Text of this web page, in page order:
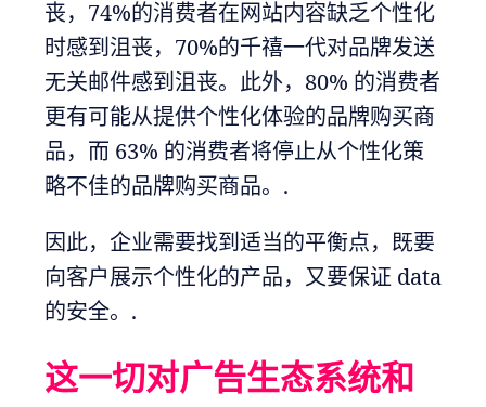
丧，74%的消费者在网站内容缺乏个性化
时感到沮丧，70%的千禧一代对品牌发送
无关邮件感到沮丧。此外，80% 的消费者
更有可能从提供个性化体验的品牌购买商
品，而 63% 的消费者将停止从个性化策
略不佳的品牌购买商品。.
因此，企业需要找到适当的平衡点，既要
向客户展示个性化的产品，又要保证 data
的安全。.
这一切对广告生态系统和